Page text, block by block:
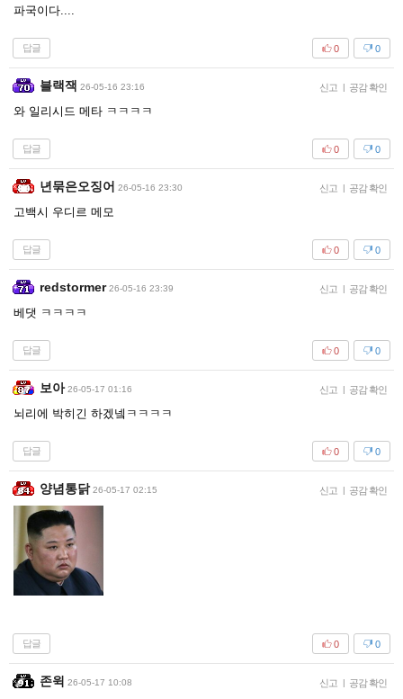
파국이다....
답글 0
0
블랙잭 26-05-16 23:16 신고 | 공감 확인
와 일리시드 메타 ㅋㅋㅋㅋ
답글 0
0
년묶은오징어 26-05-16 23:30 신고 | 공감 확인
고백시 우디르 메모
답글 0
0
redstormer 26-05-16 23:39 신고 | 공감 확인
베댓 ㅋㅋㅋㅋ
답글 0
0
보아 26-05-17 01:16 신고 | 공감 확인
뇌리에 박히긴 하겠넼ㅋㅋㅋㅋ
답글 0
0
양념통닭 26-05-17 02:15 신고 | 공감 확인
답글 0
0
존윅 26-05-17 10:08 신고 | 공감 확인